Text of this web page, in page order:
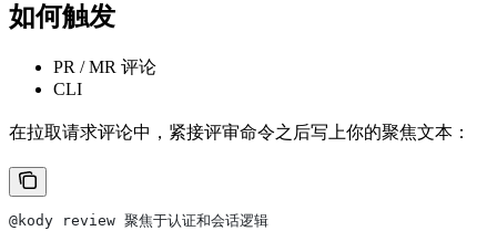
如何触发
PR / MR 评论
CLI
在拉取请求评论中，紧接评审命令之后写上你的聚焦文本：
@kody review 聚焦于认证和会话逻辑